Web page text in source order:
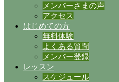
メンバーさまの声
アクセス
はじめての方
無料体験
よくある質問
メンバー登録
レッスン
スケジュール